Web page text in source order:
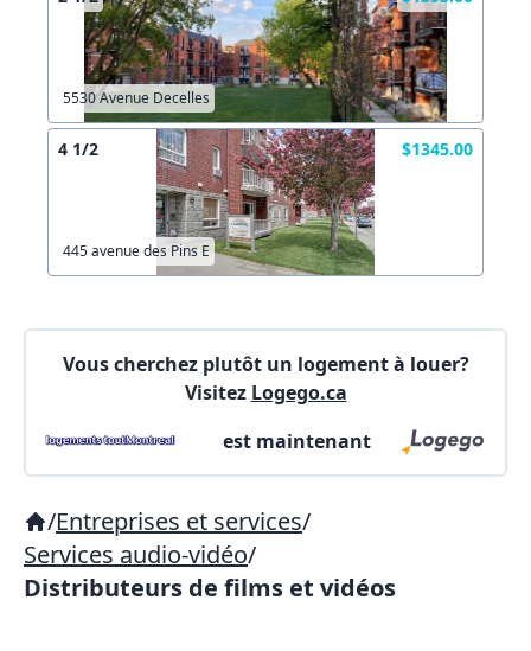
5530 Avenue Decelles
4 1/2 $1345.00
445 avenue des Pins E
Vous cherchez plutôt un logement à louer?
Visitez Logego.ca
est maintenant
/Entreprises et services/
Services audio-vidéo/
Distributeurs de films et vidéos